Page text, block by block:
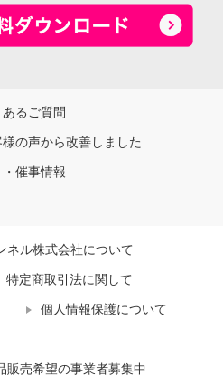
あるご質問
様の声から改善しました
催事情報
ネル株式会社について
特定商取引法に関して
個人情報保護について
販売希望の事業者募集中